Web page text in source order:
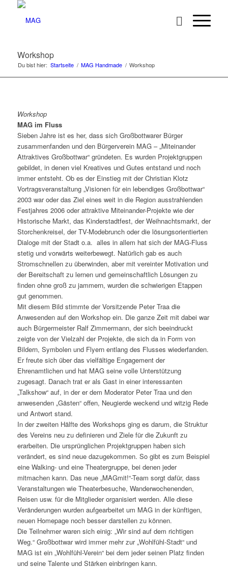
Workshop
Du bist hier: Startseite / MAG Handmade / Workshop
Workshop
MAG im Fluss
Sieben Jahre ist es her, dass sich Großbottwarer Bürger
zusammenfanden und den Bürgerverein MAG – „Miteinander
Attraktives Großbottwar“ gründeten. Es wurden Projektgruppen
gebildet, in denen viel Kreatives und Gutes entstand und noch
immer entsteht. Ob es der Einstieg mit der Christian Klotz
Vortragsveranstaltung „Visionen für ein lebendiges Großbottwar“
2003 war oder das Ziel eines weit in die Region ausstrahlenden
Festjahres 2006 oder attraktive Miteinander-Projekte wie der
Historische Markt, das Kinderstadtfest, der Weihnachtsmarkt, der
Storchenkreisel, der TV-Modebrunch oder die lösungsorientierten
Dialoge mit der Stadt o.a. alles in allem hat sich der MAG-Fluss
stetig und vorwärts weiterbewegt. Natürlich gab es auch
Stromschnellen zu überwinden, aber mit vereinter Motivation und
der Bereitschaft zu lernen und gemeinschaftlich Lösungen zu
finden ohne groß zu jammern, wurden die schwierigen Etappen
gut genommen.
Mit diesem Bild stimmte der Vorsitzende Peter Traa die
Anwesenden auf den Workshop ein. Die ganze Zeit mit dabei war
auch Bürgermeister Ralf Zimmermann, der sich beeindruckt
zeigte von der Vielzahl der Projekte, die sich da in Form von
Bildern, Symbolen und Flyern entlang des Flusses wiederfanden.
Er freute sich über das vielfältige Engagement der
Ehrenamtlichen und hat MAG seine volle Unterstützung
zugesagt. Danach trat er als Gast in einer interessanten
„Talkshow“ auf, in der er dem Moderator Peter Traa und den
anwesenden „Gästen“ offen, Neugierde weckend und witzig Rede
und Antwort stand.
In der zweiten Hälfte des Workshops ging es darum, die Struktur
des Vereins neu zu definieren und Ziele für die Zukunft zu
erarbeiten. Die ursprünglichen Projektgruppen haben sich
verändert, es sind neue dazugekommen. So gibt es zum Beispiel
eine Walking- und eine Theatergruppe, bei denen jeder
mitmachen kann. Das neue „MAGmit!“-Team sorgt dafür, dass
Veranstaltungen wie Theaterbesuche, Wanderwochenenden,
Reisen usw. für die Mitglieder organisiert werden. Alle diese
Veränderungen wurden aufgearbeitet um MAG in der künftigen,
neuen Homepage noch besser darstellen zu können.
Die Teilnehmer waren sich einig: „Wir sind auf dem richtigen
Weg.“ Großbottwar wird immer mehr zur „Wohlfühl-Stadt“ und
MAG ist ein „Wohlfühl-Verein“ bei dem jeder seinen Platz finden
und seine Talente und Stärken einbringen kann.